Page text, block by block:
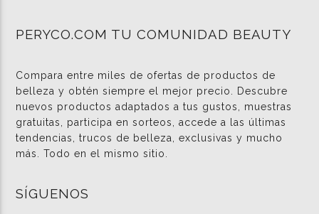
PERYCO.COM TU COMUNIDAD BEAUTY
Compara entre miles de ofertas de productos de
belleza y obtén siempre el mejor precio. Descubre
nuevos productos adaptados a tus gustos, muestras
gratuitas, participa en sorteos, accede a las últimas
tendencias, trucos de belleza, exclusivas y mucho
más. Todo en el mismo sitio.
SÍGUENOS